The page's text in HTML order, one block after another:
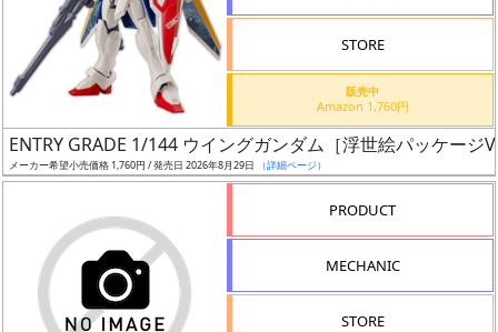
シ
ー
ズ・
STORE
販売中
Amazon 1,760円
ENTRY GRADE 1/144 ウイングガンダム［浮世絵パッケージ
メーカー希望小売価格 1,760円 / 発売日 2026年8月29日 （詳細ページ）
PRODUCT
MECHANIC
STORE